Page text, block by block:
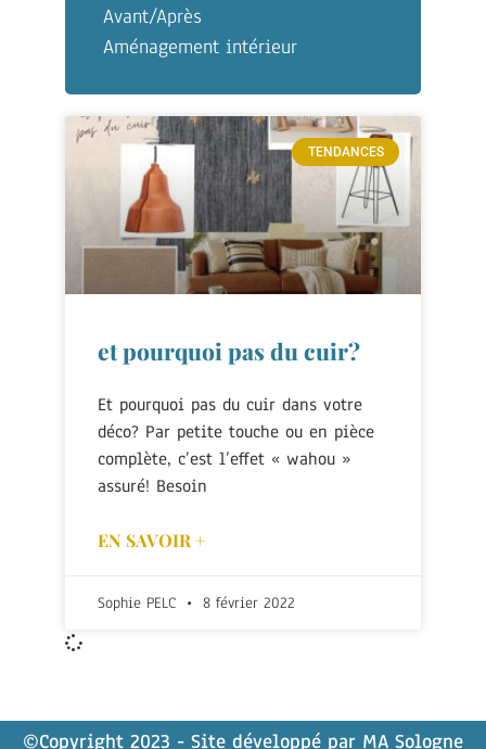
Avant/Après
Aménagement intérieur
TENDANCES
et pourquoi pas du cuir?
Et pourquoi pas du cuir dans votre
déco? Par petite touche ou en pièce
complète, c’est l’effet « wahou »
assuré! Besoin
EN SAVOIR +
Sophie PELC 8 février 2022
©Copyright 2023 - Site développé par MA Sologne